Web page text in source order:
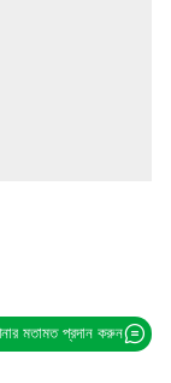
মতামত প্রদান করুন